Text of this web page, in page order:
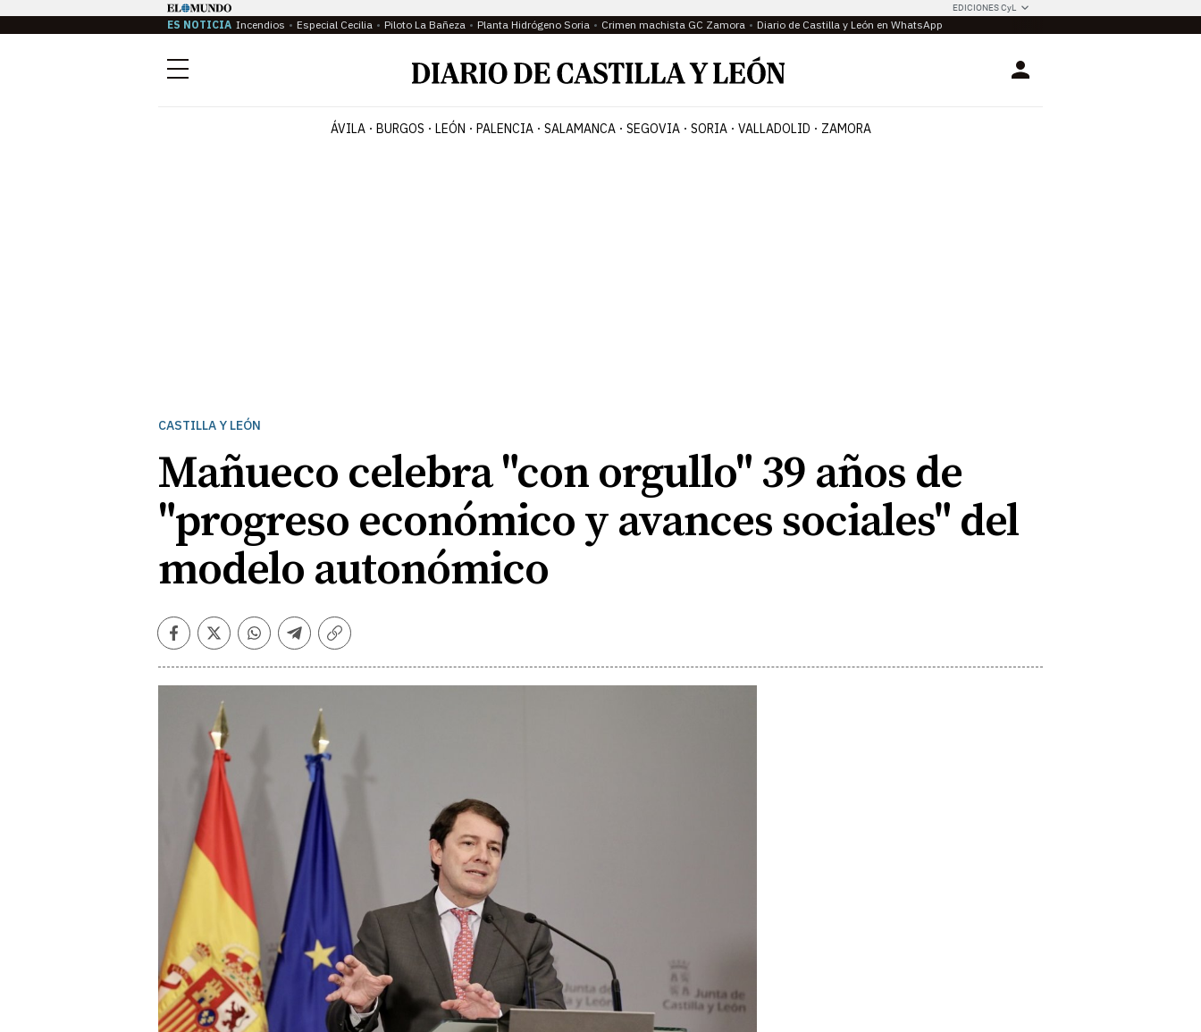
EDICIONES CyL
ES NOTICIA Incendios Especial Cecilia Piloto La Bañeza Planta Hidrógeno Soria Crimen machista GC Zamora Diario de Castilla y León en WhatsApp
Menú Login
ÁVILA BURGOS LEÓN PALENCIA SALAMANCA SEGOVIA SORIA VALLADOLID ZAMORA
CASTILLA Y LEÓN
Mañueco celebra "con orgullo" 39 años de
"progreso económico y avances sociales" del
modelo autonómico
Facebook
TwitterWhatsapp
Telegram
Copiar